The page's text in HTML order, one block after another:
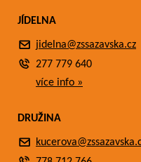
JÍDELNA
jidelna@zssazavska.cz
277 779 640
více info »
DRUŽINA